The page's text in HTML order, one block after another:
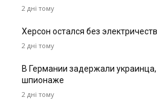
2 дні тому
Херсон остался без
2 дні тому
В Германии задержали
шпионаже
2 дні тому